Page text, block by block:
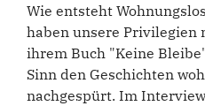
Wie entsteht
haben unsere Privilegien
ihrem Buch "Keine
Sinn den Geschichten
nachgespürt. Im